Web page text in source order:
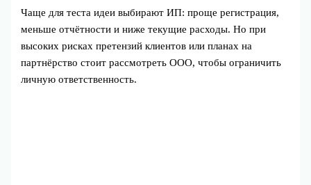
Чаще для теста идеи выбирают ИП: проще регистрация,
меньше отчётности и ниже текущие расходы. Но при
высоких рисках претензий клиентов или планах на
партнёрство стоит рассмотреть ООО, чтобы ограничить
личную ответственность.